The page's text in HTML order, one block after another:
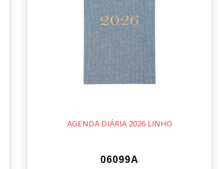
AGENDA DIÁRIA 2026 LINHO
06099A